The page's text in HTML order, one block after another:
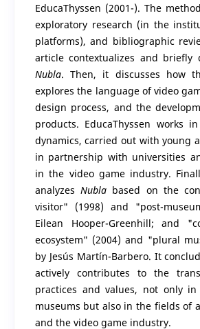
EducaThyssen (2001-). The
exploratory research (in the
platforms), and bibliographic
article contextualizes and briefly
Nubla. Then, it discusses how
explores the language of video
design process, and the
products. EducaThyssen works
dynamics, carried out with young
in partnership with universities
in the video game industry.
analyzesNubla based on the
visitor" (1998) and "post-
Eilean Hooper-Greenhill; and
ecosystem" (2004) and "plural
by Jesús Martín-Barbero. It
actively contributes to the
practices and values, not only
museums but also in the fields of
and the video game industry.